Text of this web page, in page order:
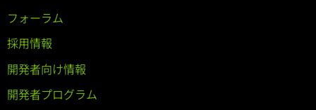
フォーラム
採用情報
開発者向け情報
開発者プログラム